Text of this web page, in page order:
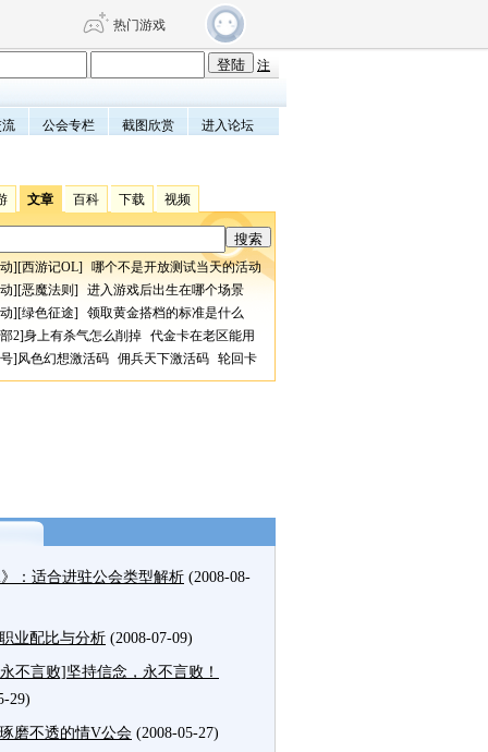
热门游戏
DNF 传奇4
剑网3旗舰版 新天龙八部
诛仙世界 仙剑世界
注
公会专栏 截图欣赏 进入论坛
文章 百科 下载 视频
][西游记OL] 哪个不是开放测试当天的活动
][恶魔法则 ] 进入游戏后出生在哪个场景
][绿色征途] 领取黄金搭档的标准是什么
2]身上有杀气怎么削掉 代金卡在老区能用
]风色幻想激活码 佣兵天下激活码 轮回卡
：适合进驻公会类型解析 (2008-08-
业配比与分析 (2008-07-09)
不言败]坚持信念，永不言败！
29)
磨不透的情V公会 (2008-05-27)